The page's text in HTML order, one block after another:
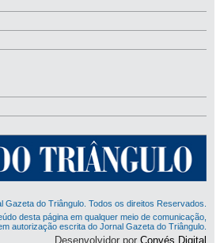
Gazeta do Triângulo. Todos os direitos Reservados.
desta página em qualquer meio de comunicação,
autorização escrita do Jornal Gazeta do Triângulo.
Desenvolvidor porConvés Digital